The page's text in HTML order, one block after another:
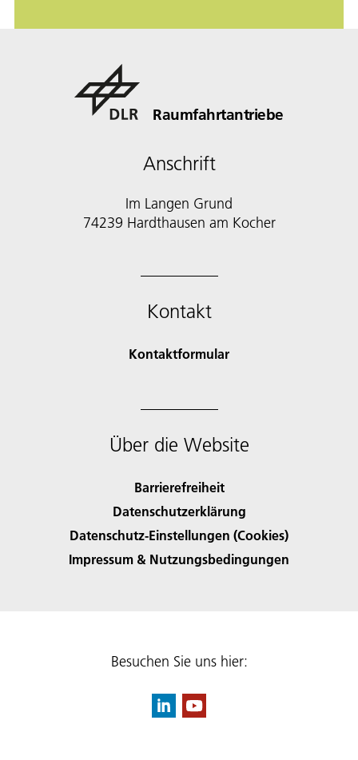
Raumfahrtantriebe
Anschrift
Im Langen Grund
74239 Hardthausen am Kocher
Kontakt
Kontaktformular
Über die Website
Barrierefreiheit
Datenschutzerklärung
Datenschutz-Einstellungen (Cookies)
Impressum & Nutzungsbedingungen
Besuchen Sie uns hier: